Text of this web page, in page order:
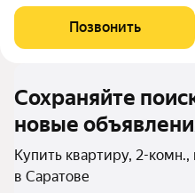
просторной гостиной 16,5 м2
и зону для отдыха, а
Позвонить
Сохраняйте
новые
Купить квартиру, 2-
в Саратове